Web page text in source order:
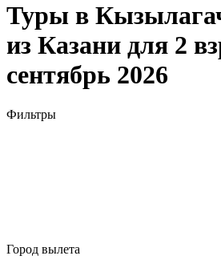
Туры в
из Казани для 2
сентябрь 2026
Фильтры
Город вылета